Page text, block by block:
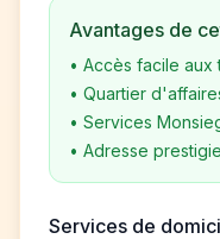
Avantages de
• Accès facile aux
• Quartier
• Services
• Adresse
Services de